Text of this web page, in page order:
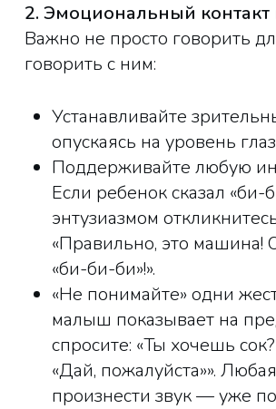
2. Эмоциональный контакт
Важно не просто говорить
говорить с ним:
Устанавливайте
опускаясь на уровень
Поддерживайте любую
Если ребенок сказал «би-
энтузиазмом
«Правильно, это машина!
«би-би-би»!».
«Не понимайте» одни
малыш показывает на
спросите: «Ты хочешь
«Дай, пожалуйста»».
произнести звук — уже